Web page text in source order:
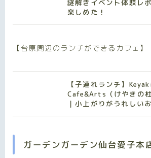
謎解きイベント体験レ
楽しめた！
【台原周辺のランチができるカフェ】
【子連れランチ】
Cafe&Arts（けやきの
｜小上がりがうれしい
ガーデンガーデン仙台愛子本